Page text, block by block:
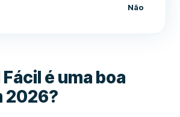
Não
é uma boa
2026?